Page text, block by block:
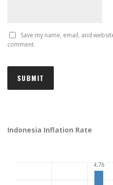
Save my name, email, and
comment.
Indonesia Inflation Rate